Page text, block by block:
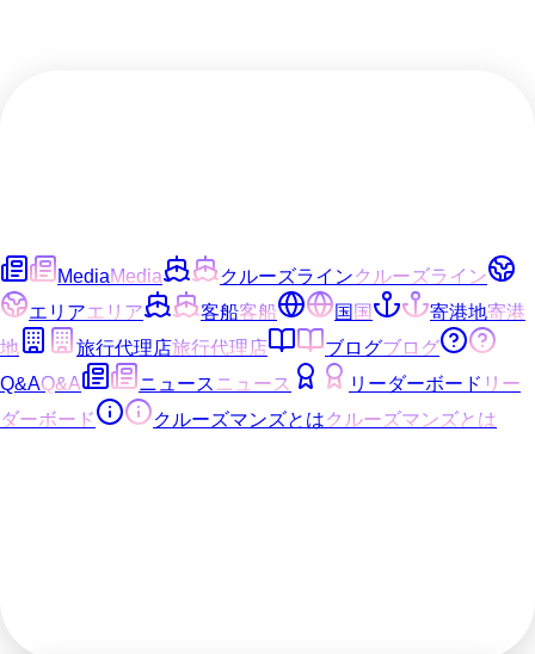
MediaMedia クルーズラインクルーズライン
エリアエリア 客船客船 国国 寄港地寄港
地
旅行代理店旅行代理店 ブログブログ
Q&AQ&A ニュース ニュース リーダーボード リー
ダーボード
クルーズマンズとはクルーズマンズとは